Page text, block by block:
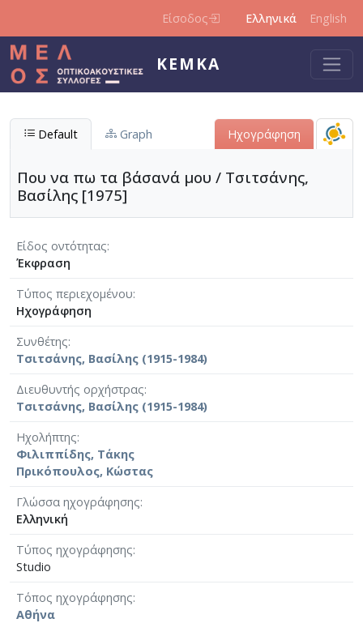
Είσοδος Ελληνικά English
ΚΕΜΚΑ
Default Graph Ηχογράφηση
Που να πω τα βάσανά μου / Τσιτσάνης,
Βασίλης [1975]
Είδος οντότητας
Έκφραση
Τύπος περιεχομένου
Ηχογράφηση
Συνθέτης
Τσιτσάνης, Βασίλης (1915-1984)
Διευθυντής ορχήστρας
Τσιτσάνης, Βασίλης (1915-1984)
Ηχολήπτης
Φιλιππίδης, Τάκης
Πρικόπουλος, Κώστας
Γλώσσα ηχογράφησης
Ελληνική
Τύπος ηχογράφησης
Studio
Τόπος ηχογράφησης
Αθήνα